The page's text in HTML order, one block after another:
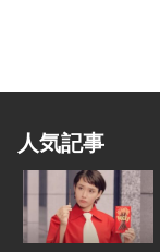
人気記事